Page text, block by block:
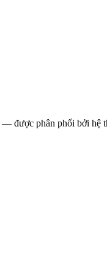
— được phân phối bởi hệ